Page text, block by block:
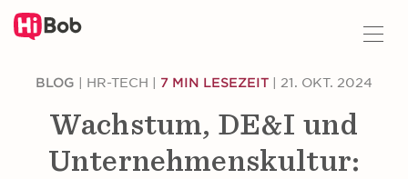
BLOG | HR-TECH | 7 MIN LESEZEIT | 21. OKT. 2024
Wachstum, DE&I und
Unternehmenskultur: